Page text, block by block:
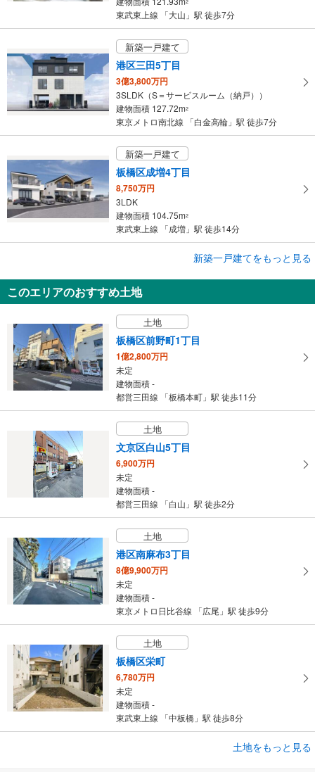
東武東上線 「大山」駅 徒歩7分
新築一戸建て
港区三田5丁目
3億3,800万円
3SLDK（S＝サービスルーム（納戸））
建物面積 127.72m2
東京メトロ南北線 「白金高輪」駅 徒歩7分
新築一戸建て
板橋区成増4丁目
8,750万円
3LDK
建物面積 104.75m2
東武東上線 「成増」駅 徒歩14分
目黒区下目黒4丁目
1億8,980万円
建物面積 141.94m
東急目黒線 「不動前」駅 徒歩12分
新築一戸建てをもっと見る
このエリアのおすすめ土地
土地
板橋区前野町1丁目
1億2,800万円
未定
建物面積 -
都営三田線 「板橋本町」駅 徒歩11分
土地
文京区白山5丁目
6,900万円
未定
建物面積 -
都営三田線 「白山」駅 徒歩2分
土地
港区南麻布3丁目
8億9,900万円
未定
建物面積 -
東京メトロ日比谷線 「広尾」駅 徒歩9分
土地
板橋区栄町
6,780万円
未定
建物面積 -
東武東上線 「中板橋」駅 徒歩8分
土地をもっと見る